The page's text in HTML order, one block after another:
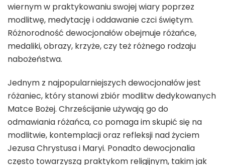
wiernym w praktykowaniu swojej wiary poprzez
modlitwę, medytację i oddawanie czci świętym.
Różnorodność dewocjonałów obejmuje różańce,
medaliki, obrazy, krzyże, czy też różnego rodzaju
nabożeństwa.
Jednym z najpopularniejszych dewocjonałów jest
różaniec, który stanowi zbiór modlitw dedykowanych
Matce Bożej. Chrześcijanie używają go do
odmawiania różańca, co pomaga im skupić się na
modlitwie, kontemplacji oraz refleksji nad życiem
Jezusa Chrystusa i Maryi. Ponadto dewocjonalia
często towarzyszą praktykom religijnym, takim jak